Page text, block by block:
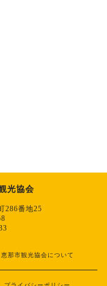
光協会
286番地25
恵那市観光協会について